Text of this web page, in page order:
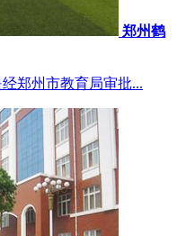
郑州鹤
郑州市教育局审批...